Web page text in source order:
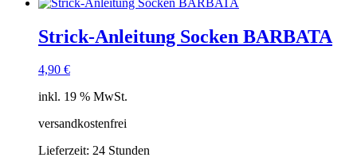
Strick-Anleitung Socken BARBATA
4,90 €
inkl. 19 % MwSt.
versandkostenfrei
Lieferzeit: 24 Stunden